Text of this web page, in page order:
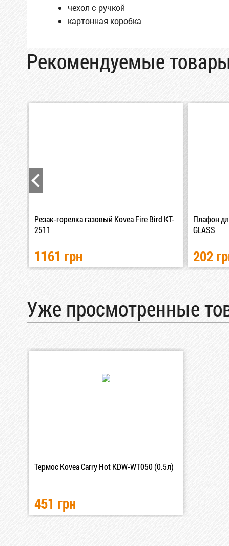
чехол с ручкой
картонная коробка
Рекомендуемые
Резак-горелка газовый Kovea Fire Bird KT-
2511
1161 грн
Плафон
GLASS
202
Уже просмотренные
Термос Kovea Carry Hot KDW-WT050 (0.5л)
451 грн